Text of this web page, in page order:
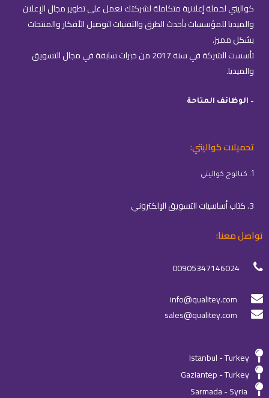
كواليتي لحملة إعلانية متكاملة لشركتك نعمل على تطوير مجال الإعلان
والميديا للمؤسسات بأحدث الطرق والتقنيات لتوصيل الأفكار والمنتجات
بشكل مميز.
تأسست الشركة في سنة 2017 من خبرات سابقة في مجال التسويق
والميديا.
– الوظائف المتاحة
تحميلات كواليتي:
1. كتالوج كواليتي
3. كتاب أساسيات التسويق الإلكتروني
تواصل معنا:
00905347146024
info@qualitey.com
sales@qualitey.com
Istanbul - Turkey
Gaziantep - Turkey
Sarmada - Syria